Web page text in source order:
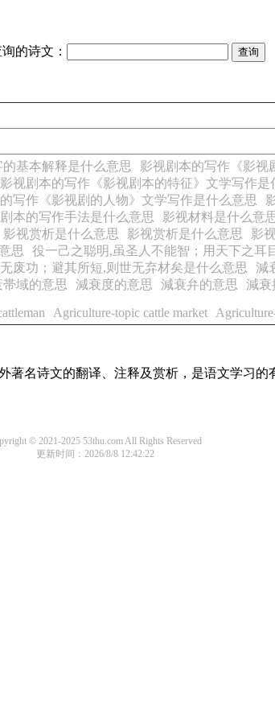
的诗文：
基本解释是什么意思
影视剧本的写作《影视
影视剧本的写作《影视剧本的特征》文学写作是
写作《影视剧的人物》文学写作是什么意思
本的写作手法是什么意思 影视材料是什么意
影视赏析是什么意思 影视赏析是什么意思 影
思
役一己之聪明,虽圣人不能智；用天下之耳
废功；避其所短,则世无弃材矣是什么意思 減
帯域的意思 減衰度的意思 減衰弁的意思 減衰
Agriculture-topic cattle market
名诗文的翻译、注释及赏析，是语文学习的
© 2021-2025 53thu.com All Rights Reserved
更新时间：2026/8/8 12:42:22